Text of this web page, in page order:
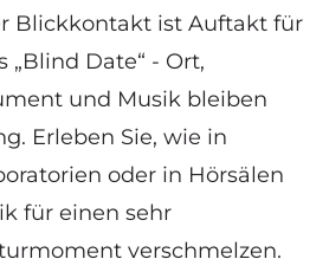
Blickkontakt ist Auftakt für
Date“ - Ort,
und Musik bleiben
Erleben Sie, wie in
oder in Hörsälen
für einen sehr
verschmelzen.